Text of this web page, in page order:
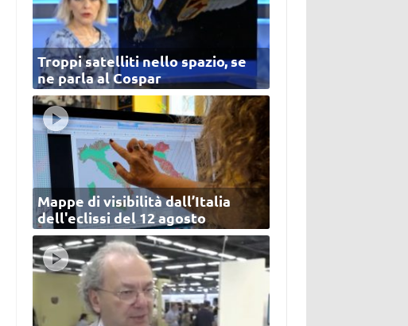
Troppi satelliti nello spazio, se
ne parla al Cospar
Mappe di visibilità dall’Italia
dell'eclissi del 12 agosto